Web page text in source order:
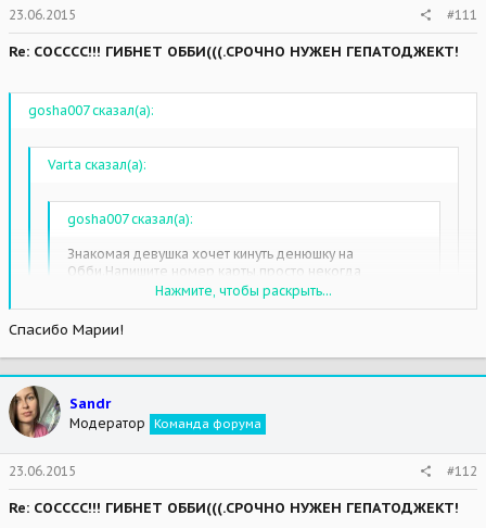
23.06.2015 #111
Re: СОСССС!!! ГИБНЕТ ОББИ(((.СРОЧНО НУЖЕН ГЕПАТОДЖЕКТ!
gosha007 сказал(а):
Varta сказал(а):
gosha007 сказал(а):
Знакомая девушка хочет кинуть денюшку на
Обби.Напишите номер карты,просто некогда
искать.Можно и в личку.
Отправила в лс
Спасибо!Мария отправила на карту 2000р.
Нажмите, чтобы раскрыть...
Спасибо Марии!
Sandr
Модератор Команда форума
23.06.2015 #112
Re: СОСССС!!! ГИБНЕТ ОББИ(((.СРОЧНО НУЖЕН ГЕПАТОДЖЕКТ!